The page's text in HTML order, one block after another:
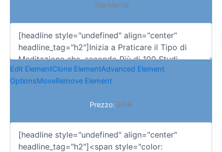
Tua Mente
Edit ElementClone ElementAdvanced Element
OptionsMoveRemove Element
Prezzo: 27 €